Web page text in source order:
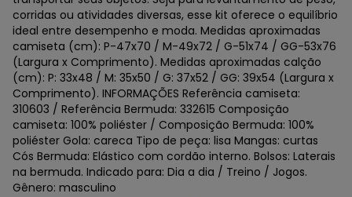
corridas ou atividades diversas, esse kit oferece o equilíbrio
ideal entre desempenho e moda. Medidas aproximadas
camiseta (cm): P-47x70 / M-49x72 / G-51x74 / GG-53x76
(Largura x Comprimento). Medidas aproximadas calção
(cm): P: 33x48 / M: 35x50 / G: 37x52 / GG: 39x54 (Largura x
Comprimento). INFORMAÇÕES Referência camiseta:
310603 / Referência Bermuda: 332615 Composição
camiseta: 100% poliéster / Composição Bermuda: 100%
poliéster Gola: careca Tipo de peça: lisa Mangas: curtas
Cós Bermuda: Elástico com cordão interno. Bolsos: Laterais
na bermuda. Indicado para: Dia a dia / Treino / Jogos.
Gênero: masculino